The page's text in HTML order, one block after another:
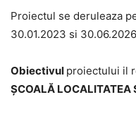
Proiectul se deruleaza
30.01.2023 si 30.06.2026
Obiectivul proiectului il
ŞCOALĂ LOCALITATEA